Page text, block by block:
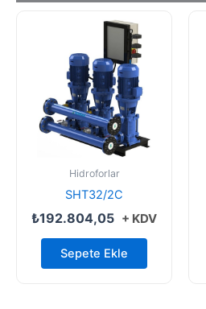
Hidroforlar
SHT32/2C
₺192.804,05 + KDV
Sepete Ekle